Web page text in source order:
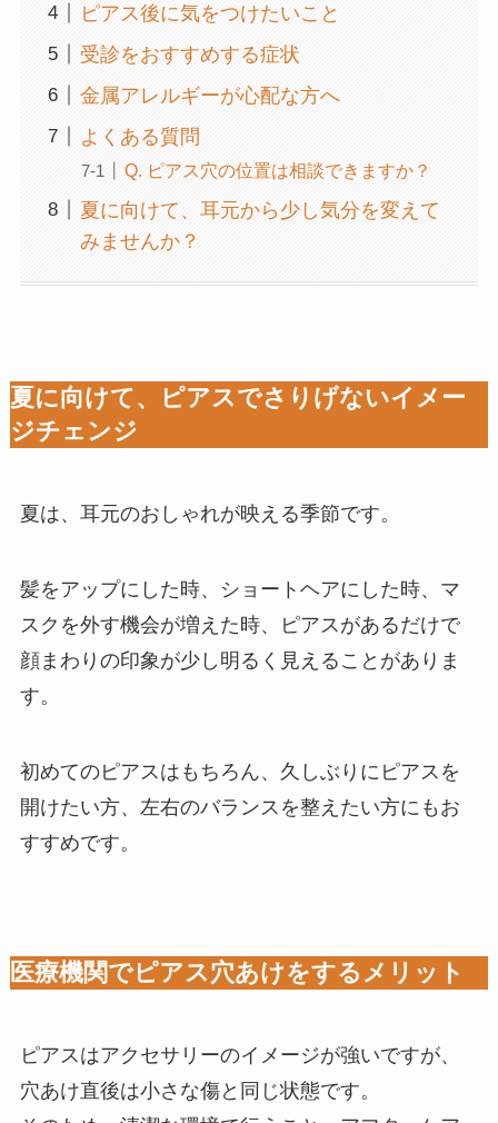
ピアス後に気をつけたいこと
受診をおすすめする症状
金属アレルギーが心配な方へ
よくある質問
Q. ピアス穴の位置は相談できますか？
夏に向けて、耳元から少し気分を変えて
みませんか？
夏に向けて、ピアスでさりげないイメー
ジチェンジ
夏は、耳元のおしゃれが映える季節です。
髪をアップにした時、ショートヘアにした時、マ
スクを外す機会が増えた時、ピアスがあるだけで
顔まわりの印象が少し明るく見えることがありま
す。
初めてのピアスはもちろん、久しぶりにピアスを
開けたい方、左右のバランスを整えたい方にもお
すすめです。
医療機関でピアス穴あけをするメリット
ピアスはアクセサリーのイメージが強いですが、
穴あけ直後は小さな傷と同じ状態です。